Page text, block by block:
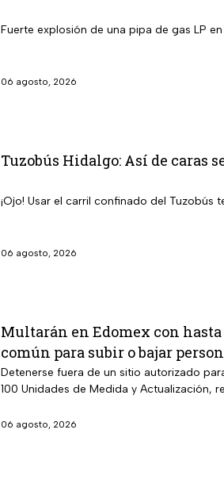
Fuerte explosión de una pipa de gas LP
06 agosto, 2026
Tuzobús Hidalgo: Así de caras
¡Ojo! Usar el carril confinado del
06 agosto, 2026
Multarán en Edomex con hasta
común para subir o bajar
Detenerse fuera de un sitio autorizado
100 Unidades de Medida y Actualización,
06 agosto, 2026